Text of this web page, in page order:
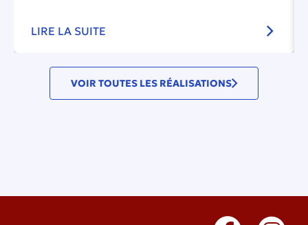
LIRE LA SUITE
VOIR TOUTES LES RÉALISATIONS